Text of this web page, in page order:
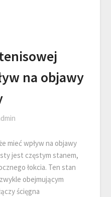
na objawy
mieć wpływ na objawy
jest częstym stanem,
łokcia. Ten stan
obejmującym
ścięgna